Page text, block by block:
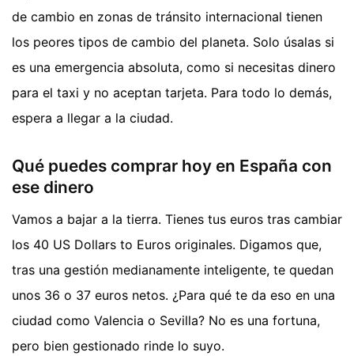
de cambio en zonas de tránsito internacional tienen
los peores tipos de cambio del planeta. Solo úsalas si
es una emergencia absoluta, como si necesitas dinero
para el taxi y no aceptan tarjeta. Para todo lo demás,
espera a llegar a la ciudad.
Qué puedes comprar hoy en España con
ese dinero
Vamos a bajar a la tierra. Tienes tus euros tras cambiar
los 40 US Dollars to Euros originales. Digamos que,
tras una gestión medianamente inteligente, te quedan
unos 36 o 37 euros netos. ¿Para qué te da eso en una
ciudad como Valencia o Sevilla? No es una fortuna,
pero bien gestionado rinde lo suyo.